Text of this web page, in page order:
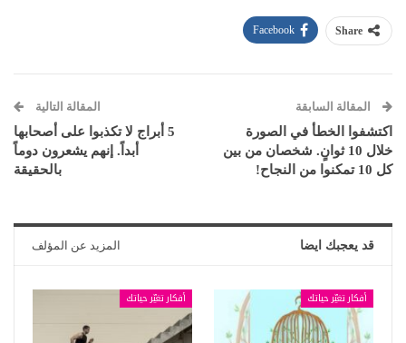
Share
Facebook
المقالة السابقة
اكتشفوا الخطأ في الصورة
خلال 10 ثوانٍ. شخصان من بين
كل 10 تمكنوا من النجاح!
المقالة التالية
5 أبراج لا تكذبوا على أصحابها
أبداً. إنهم يشعرون دوماً
بالحقيقة
قد يعجبك ايضا المزيد عن المؤلف
أفكار تغيّر حياتك أفكار تغيّر حياتك